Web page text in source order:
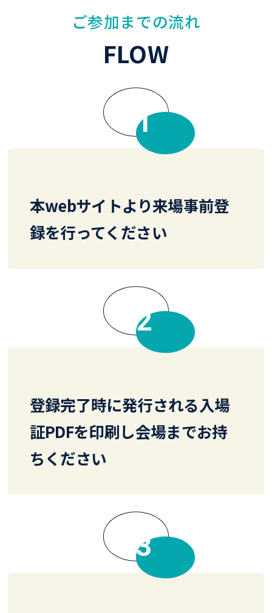
ご参加までの流れ
FLOW
本webサイトより来場事前登
録を行ってください
登録完了時に発行される入場
証PDFを印刷し会場までお持
ちください